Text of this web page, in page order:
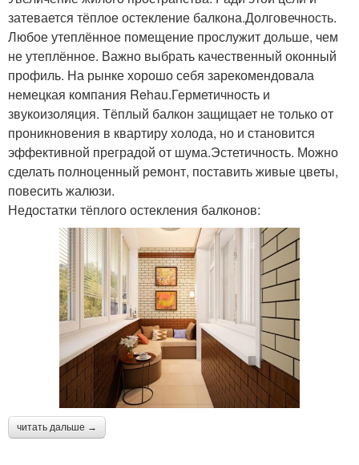
затевается тёплое остекление балкона.Долговечность.
Любое утеплённое помещение прослужит дольше, чем
не утеплённое. Важно выбрать качественный оконный
профиль. На рынке хорошо себя зарекомендовала
немецкая компания Rehau.Герметичность и
звукоизоляция. Тёплый балкон защищает не только от
проникновения в квартиру холода, но и становится
эффективной преградой от шума.Эстетичность. Можно
сделать полноценный ремонт, поставить живые цветы,
повесить жалюзи.
Недостатки тёплого остекления балконов:
читать дальше →